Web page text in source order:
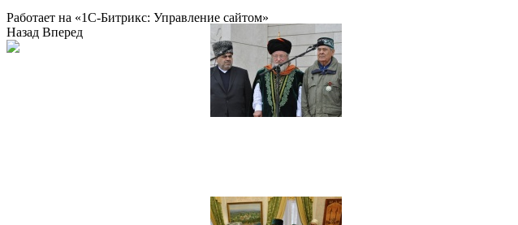
Работает на «1С-Битрикс: Управление сайтом»
Назад Вперед